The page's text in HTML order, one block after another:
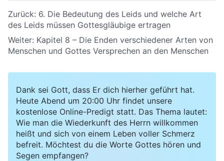
Zurück: 6. Die Bedeutung des Leids und welche Art
des Leids müssen Gottesgläubige ertragen
Weiter: Kapitel 8 – Die Enden verschiedener Arten von
Menschen und Gottes Versprechen an den Menschen
Dank sei Gott, dass Er dich hierher geführt hat.
Heute Abend um 20:00 Uhr findet unsere
kostenlose Online-Predigt statt. Das Thema lautet:
Wie man die Wiederkunft des Herrn willkommen
heißt und sich von einem Leben voller Schmerz
befreit. Möchtest du die Worte Gottes hören und
Segen empfangen?